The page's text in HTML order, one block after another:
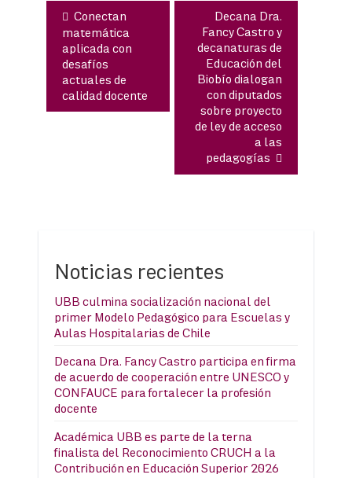
Conectan
matemática
aplicada con
desafíos
actuales de
calidad docente
Decana Dra.
Fancy Castro y
decanaturas de
Educación del
Biobío dialogan
con diputados
sobre proyecto
de ley de acceso
a las
pedagogías
Noticias recientes
UBB culmina socialización nacional del
primer Modelo Pedagógico para Escuelas y
Aulas Hospitalarias de Chile
Decana Dra. Fancy Castro participa en firma
de acuerdo de cooperación entre UNESCO y
CONFAUCE para fortalecer la profesión
docente
Académica UBB es parte de la terna
finalista del Reconocimiento CRUCH a la
Contribución en Educación Superior 2026